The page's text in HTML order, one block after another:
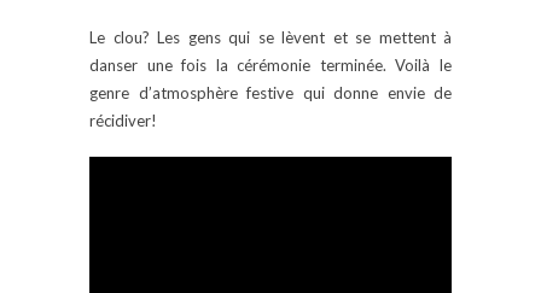
Le clou? Les gens qui se lèvent et se mettent à
danser une fois la cérémonie terminée. Voilà le
genre d’atmosphère festive qui donne envie de
récidiver!